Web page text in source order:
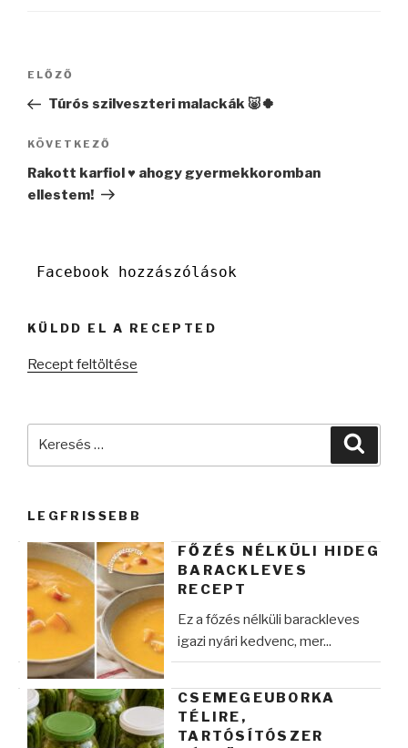
Bejegyzés
Korábbi
bejegyzés
ELŐZŐ
Túrós szilveszteri malackák 🐷🍀
Következő
bejegyzés
KÖVETKEZŐ
Rakott karfiol ♥️ ahogy gyermekkoromban
ellestem!
Facebook hozzászólások
KÜLDD EL A RECEPTED
Recept feltöltése
LEGFRISSEBB
FŐZÉS NÉLKÜLI HIDEG
BARACKLEVES
RECEPT
Ez a főzés nélküli barackleves
igazi nyári kedvenc, mer...
CSEMEGEUBORKA
TÉLIRE,
TARTÓSÍTÓSZER